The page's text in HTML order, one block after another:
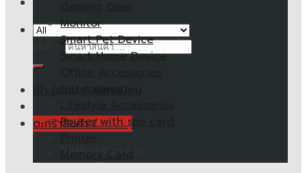
ตะกร้าสินค้า /0.00฿
ไม่มีสินค้าในตะกร้า
Monitor
Smart Pet Device
Smart Home Device
Router with sim card
Memory Card